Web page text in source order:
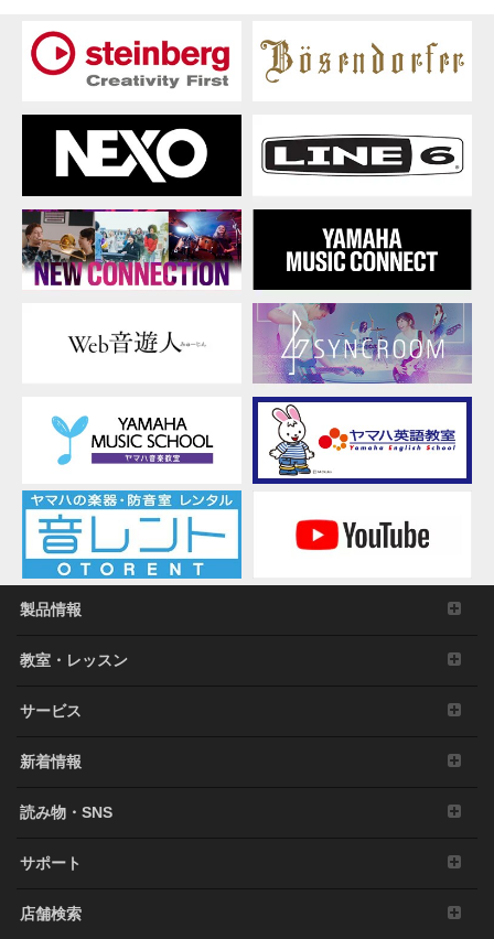
ンピュータに伝送すること。
本ソフトウェアを利用して、違法なデータや公序
良俗に反するデータを配信すること。
たサービスを立ち上げること。
正当な保有者から許可を得ている場合またはその
他の法的な権限を有する場合を除いて、著作権そ
の他の財産的権利により保護された物の権利侵害
となる様態にて本ソフトウェアを利用すること。
本ソフトウェアにより使用または入手できる著作
権曲について、商業的な目的で使用すること、著
作者の許可無く複製、転送または配信したり、不
特定多数にむけて再生および演奏すること、入手
できるデータの暗号を権利者の許可なく解除した
り、電子すかしを改編したりすること。
その他、法律・公序良俗に反する行為。
3. 発行と終了
本契約は、お客様が本利用規約に同意した日に発
本契約は、お客様が著作権法または本契約に定め
る使用条件の条項に一つでも違反されたときは、
弊社からの終了通知がなくても自動的に終了する
ものとします。その場合には、ただちに本ソフト
をすべて廃棄しなければなりません。
4. 製品の否認
のご負担となることを理解し明示的に同意するものとし
状のまま」提供されます。弊社は明示、黙示、法定にか
定目的への適合性を含め、本ソフトウェアに関する一切
お客様の要望に合うこと、本ソフトウェアに中断や遅延
いこと、および欠陥の修整などについても表明や保証を
(旧
ジ
ョ
ン)
製品情報
教室・レッスン
サービス
新着情報
読み物・SNS
サポート
店舗検索